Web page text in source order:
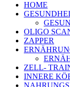
HOME
OLIGO
ZAPPER
ZELL-
INNERE